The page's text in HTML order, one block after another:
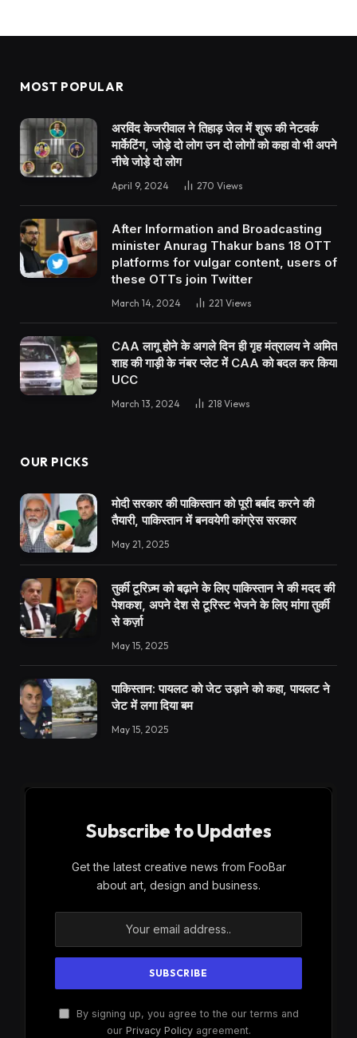
MOST POPULAR
अरविंद केजरीवाल ने तिहाड़ जेल में शुरू की नेटवर्क
मार्केटिंग, जोड़े दो लोग उन दो लोगों को कहा वो भी अपने
नीचे जोड़े दो लोग
April 9, 2024 270 Views
After Information and Broadcasting
minister Anurag Thakur bans 18 OTT
platforms for vulgar content, users of
these OTTs join Twitter
March 14, 2024 221 Views
CAA लागू होने के अगले दिन ही गृह मंत्रालय ने अमित
शाह की गाड़ी के नंबर प्लेट में CAA को बदल कर किया
UCC
March 13, 2024 218 Views
OUR PICKS
मोदी सरकार की पाकिस्तान को पूरी बर्बाद करने की
तैयारी, पाकिस्तान में बनवयेगी कांग्रेस सरकार
May 21, 2025
तुर्की टूरिज़्म को बढ़ाने के लिए पाकिस्तान ने की मदद की
पेशकश, अपने देश से टूरिस्ट भेजने के लिए मांगा तुर्की
से कर्ज़ा
May 15, 2025
पाकिस्तान: पायलट को जेट उड़ाने को कहा, पायलट ने
जेट में लगा दिया बम
May 15, 2025
Subscribe to Updates
Get the latest creative news from FooBar
about art, design and business.
By signing up, you agree to the our terms and
our Privacy Policyagreement.